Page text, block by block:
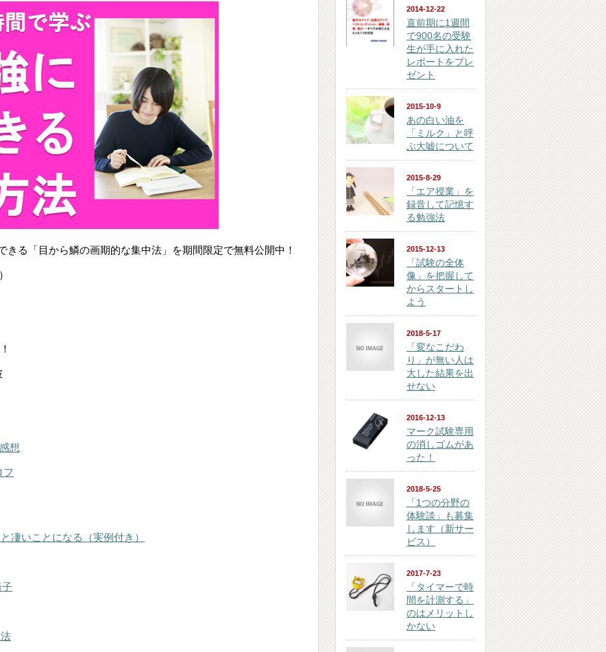
きる「目から鱗の画期的な集中法」を期間限定で無料公開中！
想
フ
凄いことになる（実例付き）
子
2014-12-22
直前期に1週間
で900名の受験
生が手に入れた
レポートをプレ
ゼント
2015-10-9
あの白い油を
「ミルク」と呼
ぶ大嘘について
2015-8-29
「エア授業」を
録音して記憶す
る勉強法
2015-12-13
「試験の全体
像」を把握して
からスタートし
よう
2018-5-17
「変なこだわ
り」が無い人は
大した結果を出
せない
2016-12-13
マーク試験専用
の消しゴムがあ
った！
2018-5-25
「1つの分野の
体験談」も募集
します（新サー
ビス）
2017-7-23
「タイマーで時
間を計測する」
のはメリットし
かない